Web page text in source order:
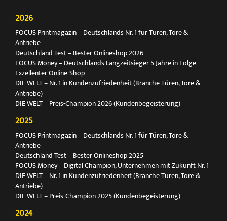
2026
FOCUS Printmagazin – Deutschlands Nr. 1 für Türen, Tore &
Antriebe
Deutschland Test – Bester Onlineshop 2026
FOCUS Money – Deutschlands Langzeitsieger 5 Jahre in Folge
Exzellenter Online-Shop
DIE WELT – Nr. 1 in Kundenzufriedenheit (Branche Türen, Tore &
Antriebe)
DIE WELT – Preis-Champion 2026 (Kundenbegeisterung)
2025
FOCUS Printmagazin – Deutschlands Nr. 1 für Türen, Tore &
Antriebe
Deutschland Test – Bester Onlineshop 2025
FOCUS Money – Digital Champion, Unternehmen mit Zukunft Nr. 1
DIE WELT – Nr. 1 in Kundenzufriedenheit (Branche Türen, Tore &
Antriebe)
DIE WELT – Preis-Champion 2025 (Kundenbegeisterung)
2024